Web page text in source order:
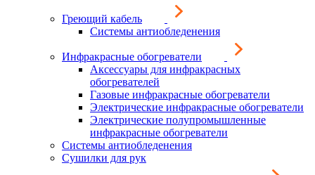
Греющий кабель
Системы антиобледенения
Инфракрасные обогреватели
Аксессуары для инфракрасных
обогревателей
Газовые инфракрасные обогреватели
Электрические инфракрасные обогреватели
Электрические полупромышленные
инфракрасные обогреватели
Системы антиобледенения
Сушилки для рук